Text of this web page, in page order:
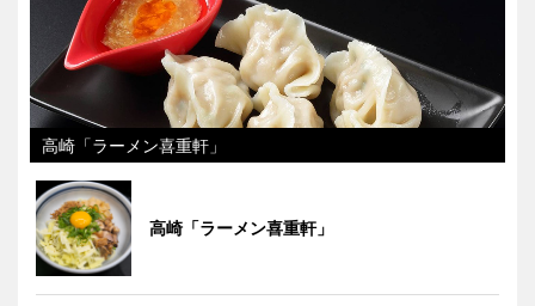
高崎「ラーメン喜重軒」
高崎「ラーメン喜重軒」